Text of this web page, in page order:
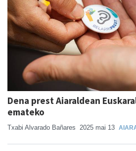
Dena prest Aiaraldean
emateko
Txabi Alvarado Bañares 2025 mai 13